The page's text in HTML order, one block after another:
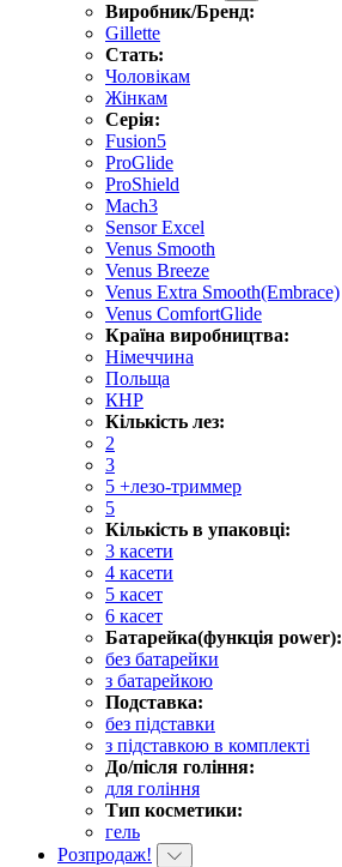
Виробник/Бренд:
Gillette
Стать:
Чоловікам
Жінкам
Серія:
Fusion5
ProGlide
ProShield
Mach3
Sensor Excel
Venus Smooth
Venus Breeze
Venus Extra Smooth(Embrace)
Venus ComfortGlide
Країна виробництва:
Німеччина
Польща
КНР
Кількість лез:
2
3
5 +лезо-триммер
5
Кількість в упаковці:
3 касети
4 касети
5 касет
6 касет
Батарейка(функція power):
без батарейки
з батарейкою
Подставка:
без підставки
з підставкою в комплекті
До/після гоління:
для гоління
Тип косметики:
гель
Розпродаж!